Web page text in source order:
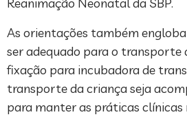
Reanimação Neonatal da SBP.
As orientações também
ser adequado para o transporte
fixação para incubadora de
transporte da criança seja
para manter as práticas clínicas